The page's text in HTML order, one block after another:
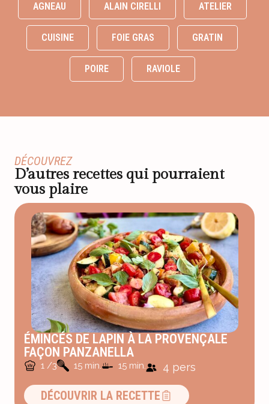
AGNEAU ALAIN CIRELLI ATELIER
CUISINE FOIE GRAS GRATIN
POIRE RAVIOLE
DÉCOUVREZ
D’autres recettes qui pourraient
vous plaire
ÉMINCÉS DE LAPIN À LA PROVENÇALE
FAÇON PANZANELLA
1 /3 15 min. 15 min. 4 pers
DÉCOUVRIR LA RECETTE